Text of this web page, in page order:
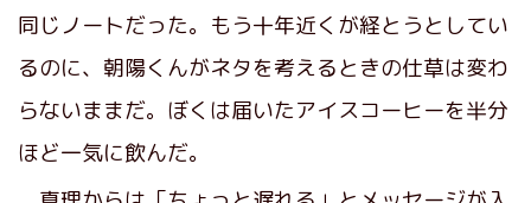
同じノートだった。もう十年近くが経とうとしてい
るのに、朝陽くんがネタを考えるときの仕草は変わ
らないままだ。ぼくは届いたアイスコーヒーを半分
ほど一気に飲んだ。